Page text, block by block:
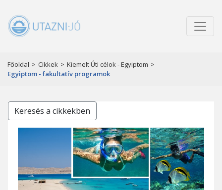
Főoldal > Cikkek > Kiemelt Úti célok - Egyiptom >
Egyiptom - fakultatív programok
Keresés a cikkekben